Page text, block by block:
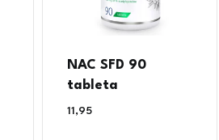
NAC SFD 90
tableta
11,95